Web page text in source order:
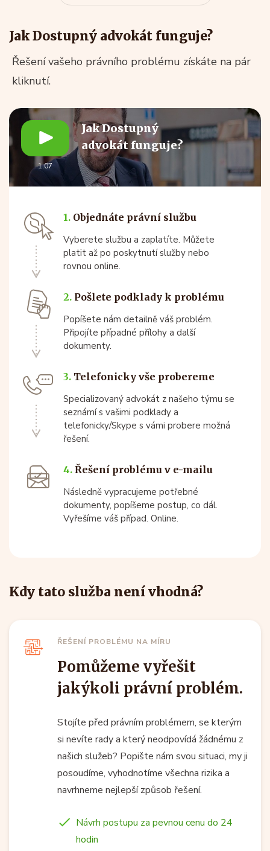
Jak Dostupný advokát funguje?
Řešení vašeho právního problému získáte na pár
kliknutí.
1:07
Jak Dostupný
advokát funguje?
1. Objednáte právní službu
Vyberete službu a zaplatíte. Můžete
platit až po poskytnutí služby nebo
rovnou online.
2. Pošlete podklady k problému
Popíšete nám detailně váš problém.
Připojíte případné přílohy a další
dokumenty.
3. Telefonicky vše probereme
Specializovaný advokát z našeho týmu se
seznámí s vašimi podklady a
telefonicky/Skype s vámi probere možná
řešení.
4. Řešení problému v e-mailu
Následně vypracujeme potřebné
dokumenty, popíšeme postup, co dál.
Vyřešíme váš případ. Online.
Kdy tato služba není vhodná?
ŘEŠENÍ PROBLÉMU NA MÍRU
Pomůžeme vyřešit
jakýkoli právní problém.
Stojíte před právním problémem, se kterým
si nevíte rady a který neodpovídá žádnému z
našich služeb? Popište nám svou situaci, my ji
posoudíme, vyhodnotíme všechna rizika a
navrhneme nejlepší způsob řešení.
Návrh postupu za pevnou cenu do 24
hodin